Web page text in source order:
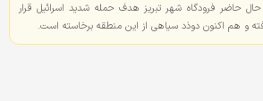
حال حاضر فرودگاه شهر تبریز هدف حمله شدید اسرائیل قرار
و هم اکنون دوذد سیاهی از این منطقه برخاسته است.